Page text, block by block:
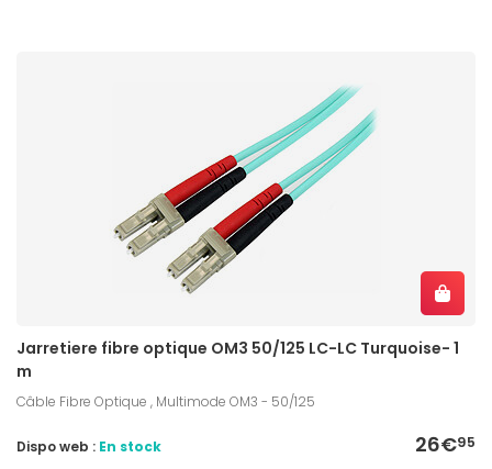
Jarretiere fibre optique OM3 50/125 LC-LC Turquoise- 1
m
Câble Fibre Optique , Multimode OM3 - 50/125
26€95
Dispo web : En stock